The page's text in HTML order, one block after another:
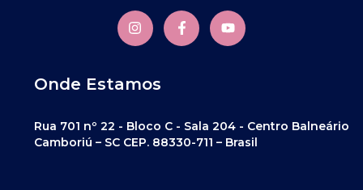
Onde Estamos
Rua 701 nº 22 - Bloco C - Sala 204 - Centro Balneário
Camboriú – SC CEP. 88330-711 – Brasil